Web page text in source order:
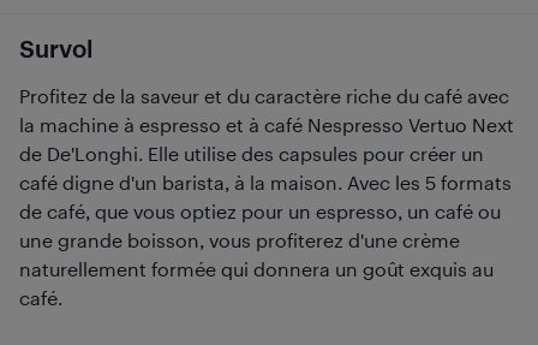
Survol
Profitez de la saveur et du caractère riche du café avec
la machine à espresso et à café Nespresso Vertuo Next
de De'Longhi. Elle utilise des capsules pour créer un
café digne d'un barista, à la maison. Avec les 5 formats
de café, que vous optiez pour un espresso, un café ou
une grande boisson, vous profiterez d'une crème
naturellement formée qui donnera un goût exquis au
café.